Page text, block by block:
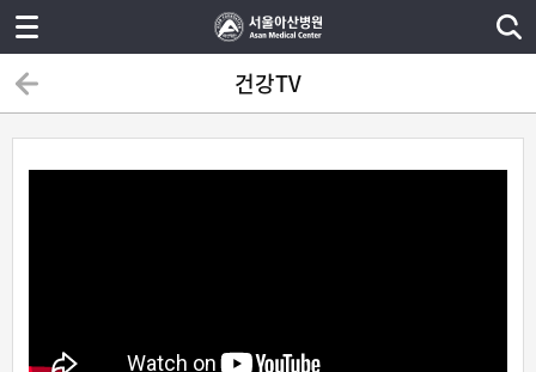
건강TV